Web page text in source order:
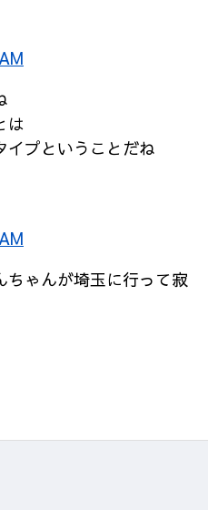
は
プということだね
ちゃんが埼玉に行って寂